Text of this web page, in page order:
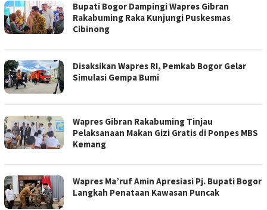
Bupati Bogor Dampingi Wapres Gibran
Rakabuming Raka Kunjungi Puskesmas
Cibinong
Disaksikan Wapres RI, Pemkab Bogor Gelar
Simulasi Gempa Bumi
Wapres Gibran Rakabuming Tinjau
Pelaksanaan Makan Gizi Gratis di Ponpes MBS
Kemang
Wapres Ma’ruf Amin Apresiasi Pj. Bupati Bogor
Langkah Penataan Kawasan Puncak